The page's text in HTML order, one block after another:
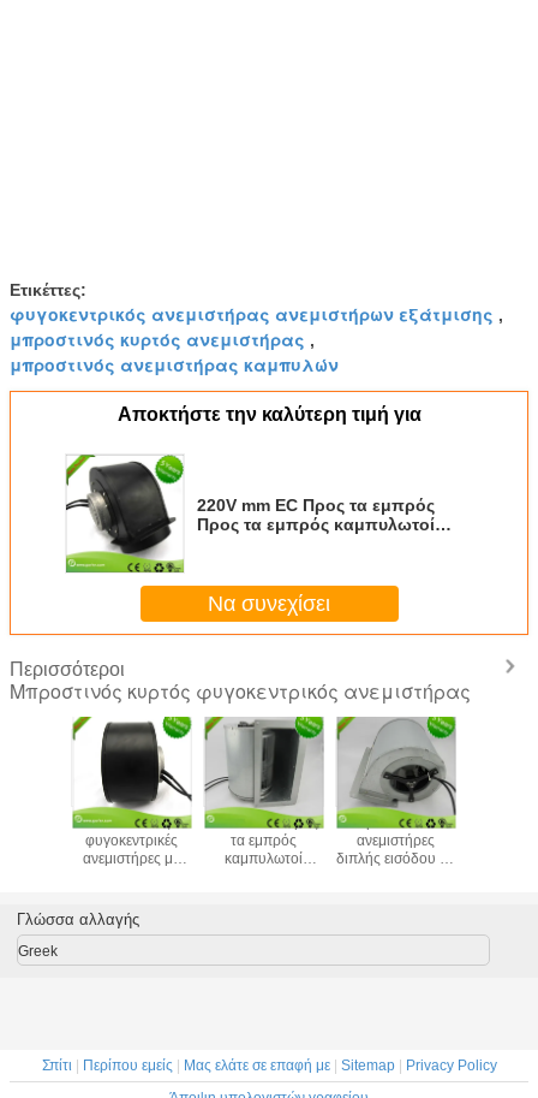
Ετικέττες:
φυγοκεντρικός ανεμιστήρας ανεμιστήρων εξάτμισης ,
μπροστινός κυρτός ανεμιστήρας ,
μπροστινός ανεμιστήρας καμπυλών
Αποκτήστε την καλύτερη τιμή για
220V mm EC Προς τα εμπρός
Προς τα εμπρός καμπυλωτοί
μονάδες
Να συνεχίσει
Περισσότεροι
Μπροστινός κυρτός φυγοκεντρικός ανεμιστήρας
Για
Ec Ραδιακές
φυγοκεντρικές
ανεμιστήρες με
δωματίου
Δύο είσοδο προς
τα εμπρός
καμπυλωτοί
Κεντροπύκνωστοι
ανεμιστήρες
διπλής εισόδου με
Γλώσσα αλλαγής
Greek
Σπίτι Περίπου εμείς Μας ελάτε σε επαφή με| Sitemap|
Privacy Policy